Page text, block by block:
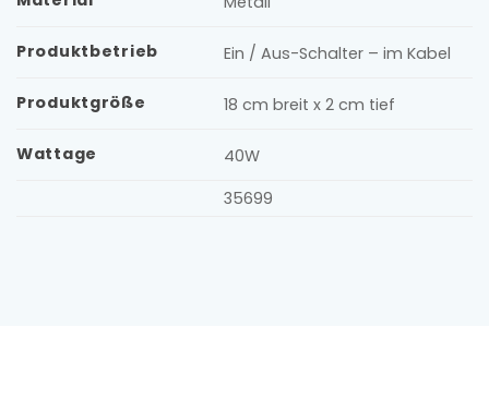
Produktbetrieb Ein / Aus-Schalter – im Kabel
Produktgröße 18 cm breit x 2 cm tief
Wattage
40W
35699